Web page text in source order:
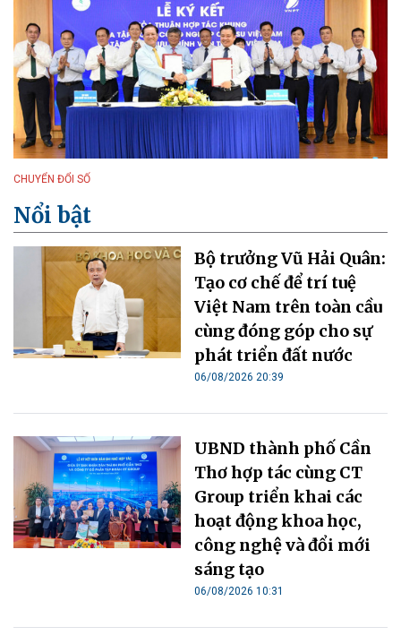
CHUYỂN ĐỔI SỐ
Nổi bật
Bộ trưởng Vũ Hải Quân:
Tạo cơ chế để trí tuệ
Việt Nam trên toàn cầu
cùng đóng góp cho sự
phát triển đất nước
06/08/2026 20:39
UBND thành phố Cần
Thơ hợp tác cùng CT
Group triển khai các
hoạt động khoa học,
công nghệ và đổi mới
sáng tạo
06/08/2026 10:31